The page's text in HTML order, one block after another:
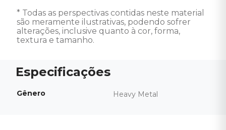
* Todas as perspectivas contidas neste material
são meramente ilustrativas, podendo sofrer
alterações, inclusive quanto à cor, forma,
textura e tamanho.
Gênero Heavy Metal